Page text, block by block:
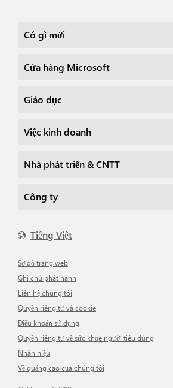
Có gì mới
Cửa hàng Microsoft
Giáo dục
Việc kinh doanh
Nhà phát triển & CNTT
Công ty
Tiếng Việt
Sơ đồ trang web
Ghi chú phát hành
Liên hệ chúng tôi
Quyền riêng tư và cookie
Điều khoản sử dụng
Quyền riêng tư về sức khỏe người tiêu dùng
Nhãn hiệu
Về quảng cáo của chúng tôi